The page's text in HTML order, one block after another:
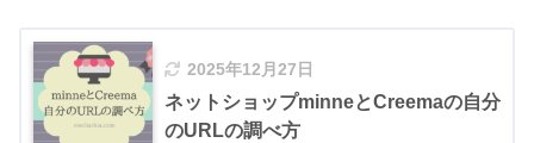
2025年12月27日
ネットショップminneとCreemaの自分
のURLの調べ方